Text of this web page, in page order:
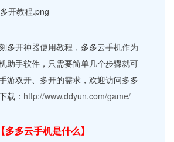
多开神器使用教程，多多云手机作为
助手软件，只需要简单几个步骤就可
游双开、多开的需求，欢迎访问多多
载： http://www.ddyun.com/game/
【多多云手机是什么】